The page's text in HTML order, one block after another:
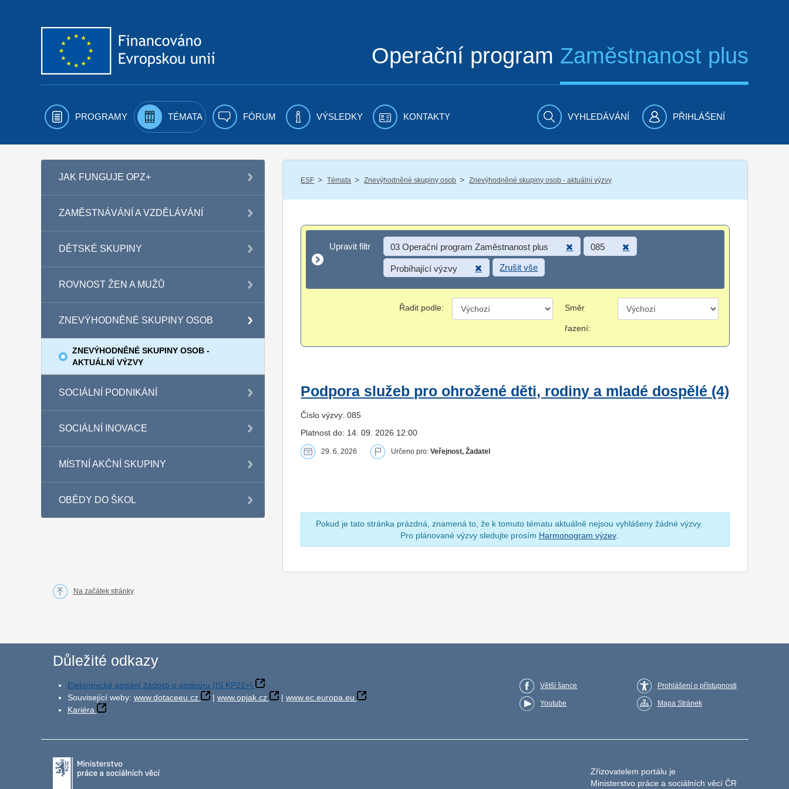
Operační program Zaměstnanost plus
PROGRAMY TÉMATA FÓRUM VÝSLEDKY KONTAKTY VYHLEDÁVÁNÍ PŘIHLÁŠENÍ
JAK FUNGUJE OPZ+
ZAMĚSTNÁVÁNÍ A VZDĚLÁVÁNÍ
DĚTSKÉ SKUPINY
ROVNOST ŽEN A MUŽŮ
ZNEVÝHODNĚNÉ SKUPINY OSOB
ZNEVÝHODNĚNÉ SKUPINY OSOB -
AKTUÁLNÍ VÝZVY
SOCIÁLNÍ PODNIKÁNÍ
SOCIÁLNÍ INOVACE
MÍSTNÍ AKČNÍ SKUPINY
OBĚDY DO ŠKOL
ESF / Témata / Znevýhodněné skupiny osob / Znevýhodněné skupiny osob - aktuální výzvy
Upravit filtr
Upravit filtr 03 Operační program Zaměstnanost plus 085
Probíhající výzvy Zrušit vše
Řadit podle: Směr
řazení:
Podpora služeb pro ohrožené děti, rodiny a mladé dospělé (4)
Číslo výzvy: 085
Platnost do: 14. 09. 2026 12:00
29. 6. 2026 Určeno pro:Veřejnost, Žadatel
Pokud je tato stránka prázdná, znamená to, že k tomuto tématu aktuálně nejsou vyhlášeny žádné výzvy.
Pro plánované výzvy sledujte prosím Harmonogram výzev.
Na začátek stránky
Důležité odkazy
Elektronické podání žádosti o podporu (IS KP21+)
Související weby: www.dotaceeu.cz | www.opjak.cz | www.ec.europa.eu
Kariéra
Větší šance
Youtube
Prohlášení o přístupnosti
Mapa Stránek
Zřizovatelem portálu je
Ministerstvo práce a sociálních věcí ČR